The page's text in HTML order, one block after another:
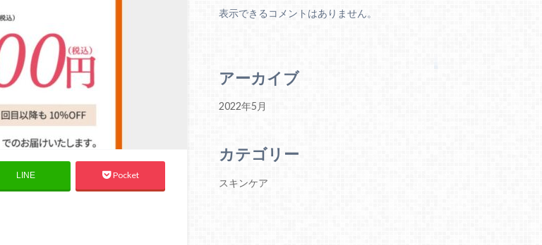
LINE Pocket
表示できるコメントはありません。
アーカイブ
2022年5月
カテゴリー
スキンケア